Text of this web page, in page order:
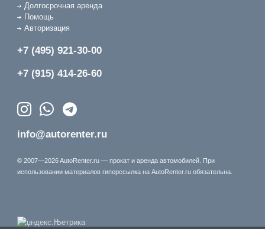
Долгосрочная аренда
Помощь
Авторизация
+7 (495) 921-30-00
+7 (915) 414-26-60
info@autorenter.ru
© 2007—2026 AutoRenter.ru — прокат и аренда автомобилей. При
использовании материалов гиперссылка на AutoRenter.ru обязательна.